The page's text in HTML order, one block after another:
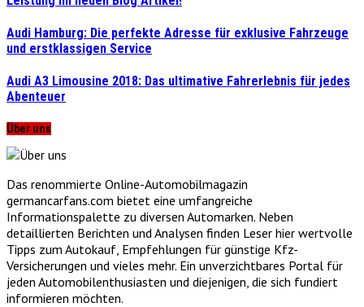
Audi Hamburg: Die perfekte Adresse für exklusive Fahrzeuge
und erstklassigen Service
Audi A3 Limousine 2018: Das ultimative Fahrerlebnis für jedes
Abenteuer
Über uns
Das renommierte Online-Automobilmagazin
germancarfans.com bietet eine umfangreiche
Informationspalette zu diversen Automarken. Neben
detaillierten Berichten und Analysen finden Leser hier wertvolle
Tipps zum Autokauf, Empfehlungen für günstige Kfz-
Versicherungen und vieles mehr. Ein unverzichtbares Portal für
jeden Automobilenthusiasten und diejenigen, die sich fundiert
informieren möchten.